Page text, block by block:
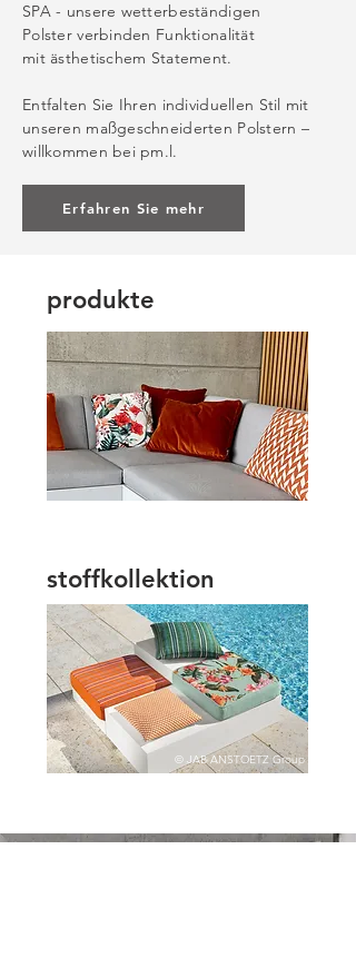
SPA - unsere wetterbeständigen
Polsterverbinden Funktionalität
mit ästhetischem Statement.
Entfalten Sie Ihren individuellen Stil mit
unseren maßgeschneiderten Polstern –
willkommen bei pm.l.
Erfahren Sie mehr
produkte
stoffkollektion
© JAB ANSTOETZ Group